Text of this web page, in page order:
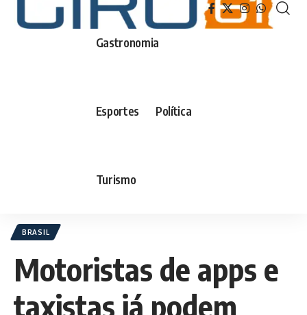
Gastronomia
Esportes Política
Turismo
BRASIL
Motoristas de apps e
taxistas já podem